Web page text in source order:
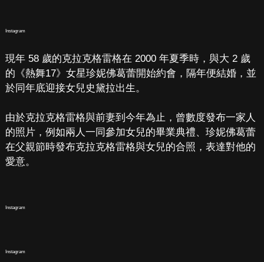
Instagram
現年 58 歲的克拉克格雷格在 2000 年夏季時，與大 2 歲
的《熱舞17》女星珍妮佛葛蕾開始約會，隔年便結婚，並
於同年底迎接女兒史黛拉出生。
由於克拉克格雷格與前妻到今年為止，曾數度發布一家人
的照片，例如兩人一同參加女兒的畢業典禮、珍妮佛葛蕾
在父親節時發布克拉克格雷格與女兒的合照，表達對他的
愛意。
Instagram
Instagram